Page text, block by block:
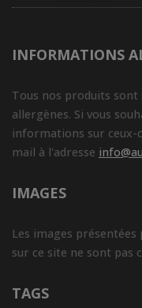
INFORMATIONS
Tous nos produits sont
allergènes. Si vous
informations sur ceux-
mail à l'adresse
IMAGES
Les images
sur ce site ne sont pas
TAGS